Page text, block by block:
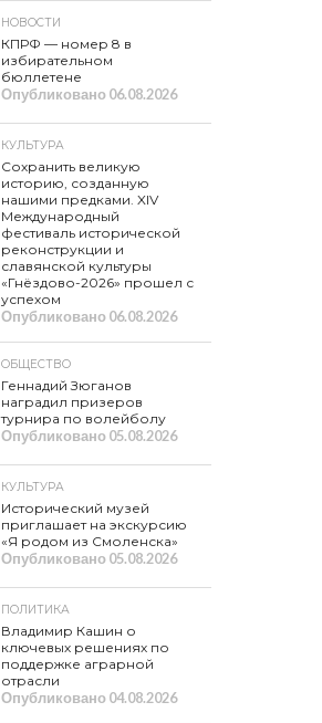
НОВОСТИ
КПРФ — номер 8 в
избирательном
бюллетене
Опубликовано06.08.2026
КУЛЬТУРА
Сохранить великую
историю, созданную
нашими предками. XIV
Международный
фестиваль исторической
реконструкции и
славянской культуры
«Гнёздово-2026» прошел с
успехом
Опубликовано06.08.2026
ОБЩЕСТВО
Геннадий Зюганов
наградил призеров
турнира по волейболу
Опубликовано05.08.2026
КУЛЬТУРА
Исторический музей
приглашает на экскурсию
«Я родом из Смоленска»
Опубликовано05.08.2026
ПОЛИТИКА
Владимир Кашин о
ключевых решениях по
поддержке аграрной
отрасли
Опубликовано04.08.2026